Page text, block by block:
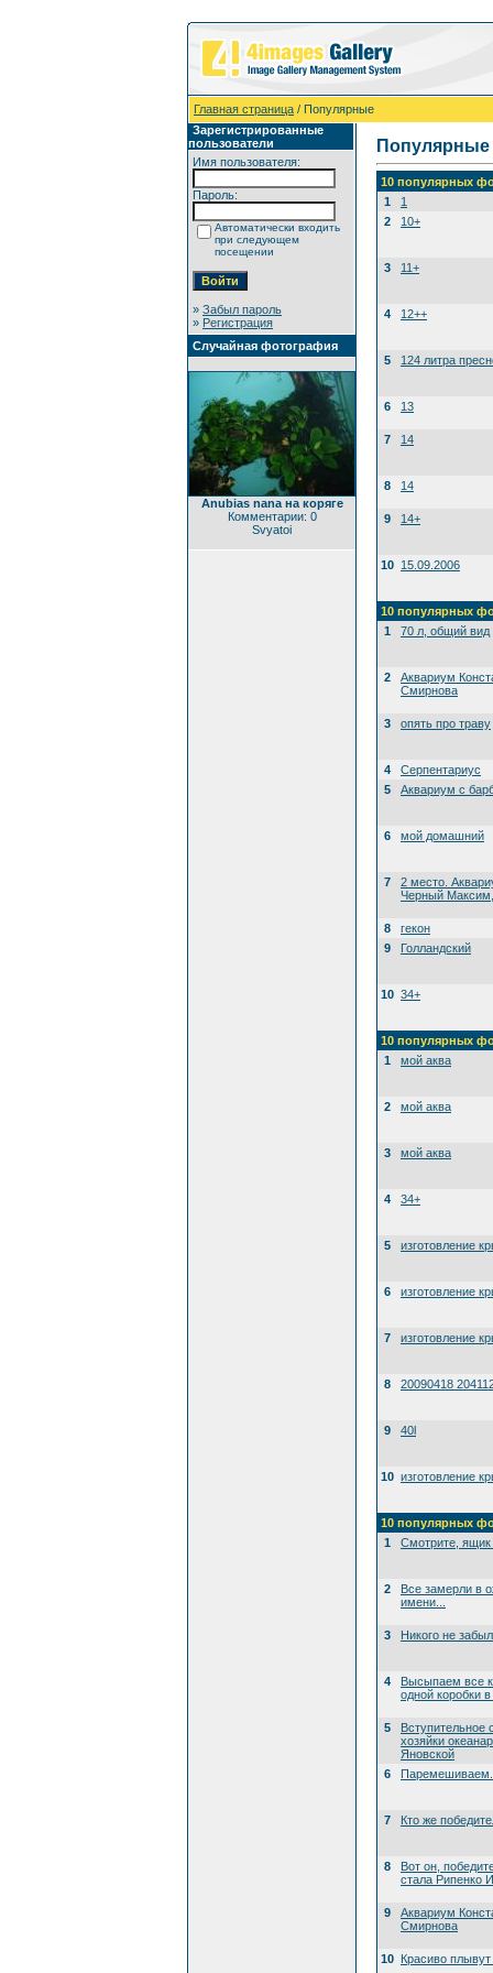
Главная страница / Популярные
Зарегистрированные
пользователи
Имя пользователя:
Пароль:
Автоматически входить
при следующем
посещении
» Забыл пароль
» Регистрация
Случайная фотография
Anubias nana на коряге
Комментарии: 0
Svyatoi
Популярные
10 популярных
1
1
2
10+
3 11+
4 12++
5 124 литра
6 13
7 14
8 14
9 14+
10 15.09.2006
10 популярных
1
70 л, общий вид
2
Аквариум
Смирнова
3 опять про траву
4
Серпентариус
5
Аквариум с
6 мой домашний
7
2 место.
Черный Максим,
8
гекон
9
Голландский
10 34+
10 популярных
1
мой аква
2 мой аква
3 мой аква
4 34+
5 изготовление
6 изготовление
7 изготовление
8 20090418
9 40l
10 изготовление
10 популярных
1
Смотрите, ящик
2
Все замерли в
имени...
3 Никого не
4
Высыпаем все
одной коробки
5
Вступительное
хозяйки
Яновской
6
7 Кто же
8
Вот он,
стала Рипенко
9
Аквариум
Смирнова
10 Красиво плывут